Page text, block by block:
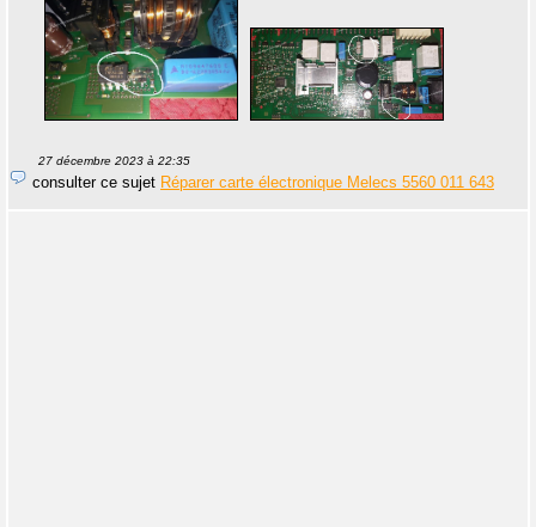
27 décembre 2023 à 22:35
consulter ce sujet Réparer carte électronique Melecs 5560 011 643